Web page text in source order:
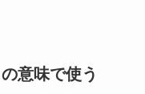
意味で使う